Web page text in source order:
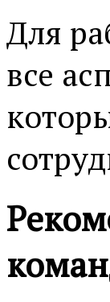
Для
все